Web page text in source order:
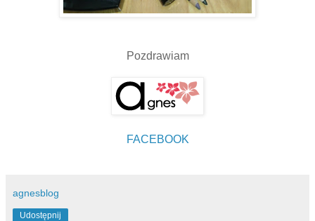
Pozdrawiam
FACEBOOK
agnesblog
Udostępnij